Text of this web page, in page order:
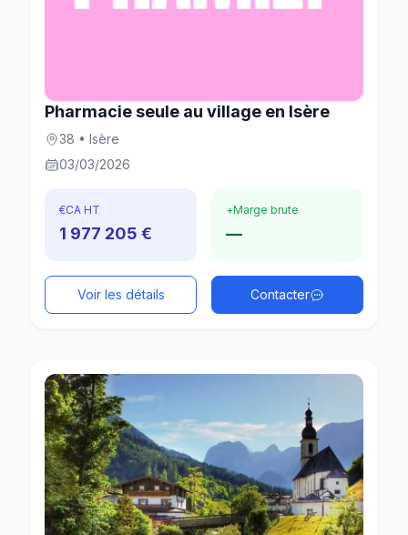
Pharmacie seule au village en Isère
38 • Isère
03/03/2026
€CA HT
1 977 205 €
+Marge brute
—
Voir les détails Contacter